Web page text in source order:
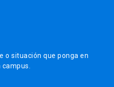
o situación que ponga en